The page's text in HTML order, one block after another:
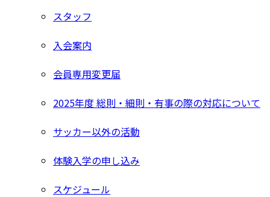
スタッフ
入会案内
会員専用変更届
2025年度 総則・細則・有事の際の対応について
サッカー以外の活動
体験入学の申し込み
スケジュール